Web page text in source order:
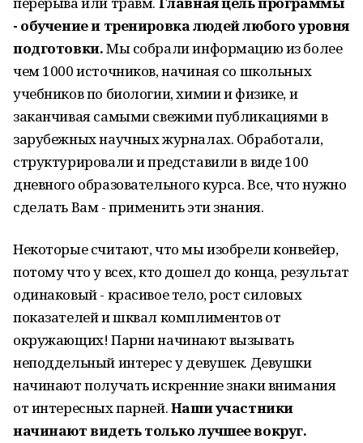
- обучение и тренировка людей любого уровня
подготовки.Мы собрали информацию из более
чем 1000 источников, начиная со школьных
учебников по биологии, химии и физике, и
заканчивая самыми свежими публикациями в
зарубежных научных журналах. Обработали,
структурировали и представили в виде 100
дневного образовательного курса. Все, что нужно
сделать Вам - применить эти знания.
Некоторые считают, что мы изобрели конвейер,
потому что у всех, кто дошел до конца, результат
одинаковый - красивое тело, рост силовых
показателей и шквал комплиментов от
окружающих! Парни начинают вызывать
неподдельный интерес у девушек. Девушки
начинают получать искренние знаки внимания
от интересных парней.Наши участники
начинают видеть только лучшее вокруг.